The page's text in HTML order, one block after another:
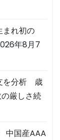
まれ初の
年8月7
を分析 歳
厳しさ続
中国産AAA